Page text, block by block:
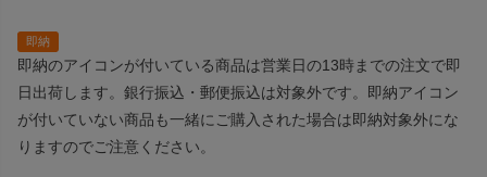
即納
即納のアイコンが付いている商品は営業日の13時までの注文で即
日出荷します。銀行振込・郵便振込は対象外です。即納アイコン
が付いていない商品も一緒にご購入された場合は即納対象外にな
りますのでご注意ください。